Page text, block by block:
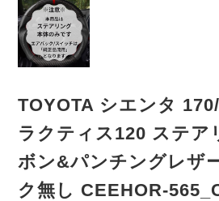
TOYOTA シエンタ
ラクティス120 ステア
ボン&パンチングレザ
ク無し CEEHOR-